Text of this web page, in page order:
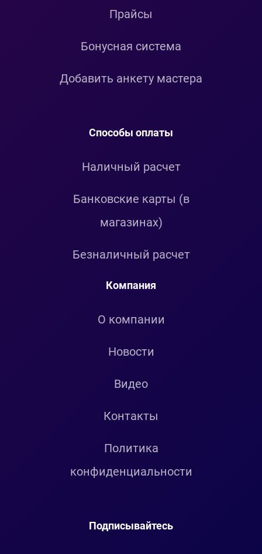
Прайсы
Бонусная система
Добавить анкету мастера
Способы оплаты
Наличный расчет
Банковские карты (в
магазинах)
Безналичный расчет
Компания
О компании
Новости
Видео
Контакты
Политика
конфиденциальности
Подписывайтесь